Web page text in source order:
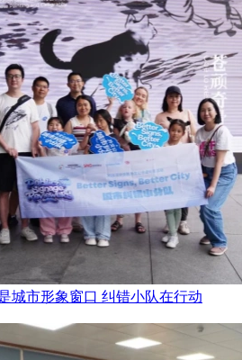
城市形象窗口 纠错小队在行动